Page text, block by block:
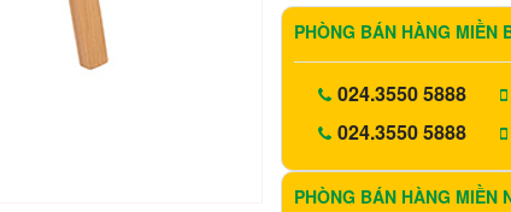
PHÒNG BÁN HÀNG MIỀN
024.3550 5888
024.3550 5888
PHÒNG BÁN HÀNG MIỀN